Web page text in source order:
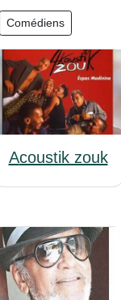
Comédiens
Acoustik zouk